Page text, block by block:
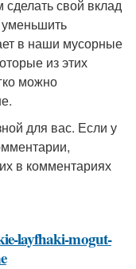
свой вклад
в наши мусорные
из этих
можно
для вас. Если у
в комментариях
layfhaki-mogut-